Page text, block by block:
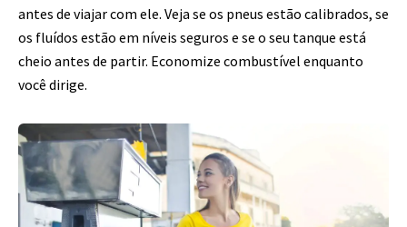
antes de viajar com ele. Veja se os pneus estão calibrados, se
os fluídos estão em níveis seguros e se o seu tanque está
cheio antes de partir. Economize combustível enquanto
você dirige.